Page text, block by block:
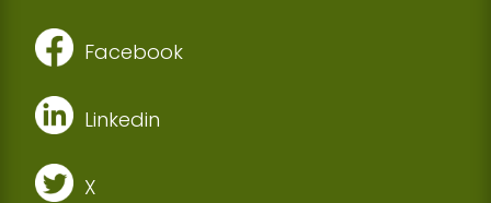
Facebook
Linkedin
X